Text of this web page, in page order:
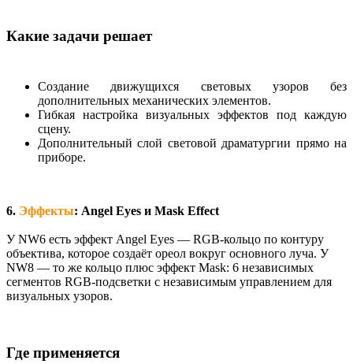
Какие задачи решает
Создание движущихся световых узоров без
дополнительных механических элементов.
Гибкая настройка визуальных эффектов под каждую
сцену.
Дополнительный слой световой драматургии прямо на
приборе.
6. Эффекты: Angel Eyes и Mask Effect
У NW6 есть эффект Angel Eyes — RGB-кольцо по контуру
объектива, которое создаёт ореол вокруг основного луча. У
NW8 — то же кольцо плюс эффект Mask: 6 независимых
сегментов RGB-подсветки с независимым управлением для
визуальных узоров.
Где применяется